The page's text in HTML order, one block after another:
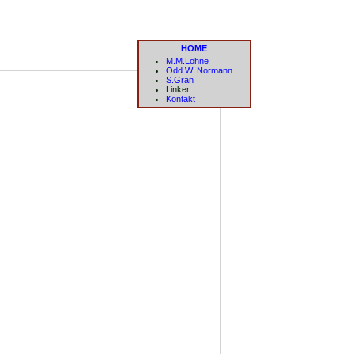
HOME
M.M.Lohne
Odd W. Normann
S.Gran
Linker
Kontakt